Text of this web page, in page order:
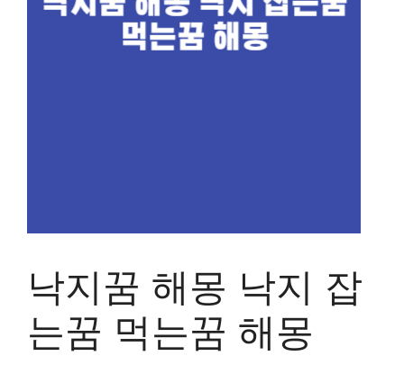
낙지꿈 해몽 낙지 잡
는꿈 먹는꿈 해몽